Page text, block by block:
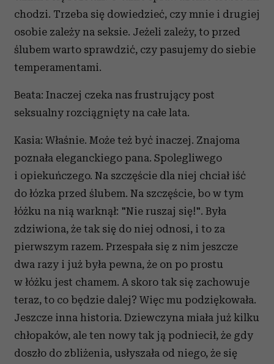
chodzi. Trzeba się dowiedzieć, czy mnie i drugiej
osobie zależy na seksie. Jeżeli zależy, to przed
ślubem warto sprawdzić, czy pasujemy do siebie
temperamentami.
Beata: Inaczej czeka nas frustrujący post
seksualny rozciągnięty na całe lata.
Kasia: Właśnie. Może też być inaczej. Znajoma
poznała eleganckiego pana. Spolegliwego
i opiekuńczego. Na szczęście dla niej chciał iść
do łózka przed ślubem. Na szczęście, bo w tym
łóżku na nią warknął: "Nie ruszaj się!". Była
zdziwiona, że tak się do niej odnosi, i to za
pierwszym razem. Przespała się z nim jeszcze
dwa razy i już była pewna, że on po prostu
w łóżku jest chamem. A skoro tak się zachowuje
teraz, to co będzie dalej? Więc mu podziękowała.
Jeszcze inna historia. Dziewczyna miała już kilku
chłopaków, ale ten nowy tak ją podniecił, że gdy
doszło do zbliżenia, usłyszała od niego, że się